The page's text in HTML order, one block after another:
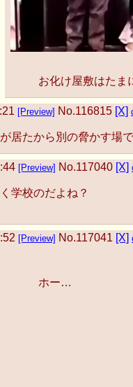
お化け屋敷はたま
[Preview] No.116815 [X]
居たから別の脅かす場
[Preview] No.117040 [X]
学校のだよね？
[Preview] No.117041 [X]
ホー…